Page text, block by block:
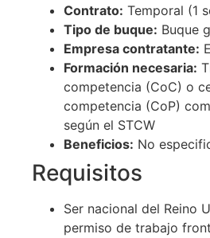
Contrato: Temporal (1
Tipo de buque: Buque
Empresa contratante:
Formación necesaria:
competencia (CoC) o
competencia (CoP)
según el STCW
Beneficios: No
Requisitos
Ser nacional del Reino
permiso de trabajo